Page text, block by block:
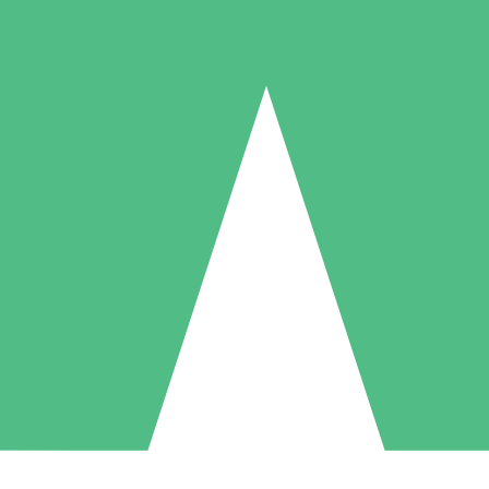
Individuelle Credit-Pakete
nach Bedarf mit Download-Credits. Keine monatliche Verpflichtung